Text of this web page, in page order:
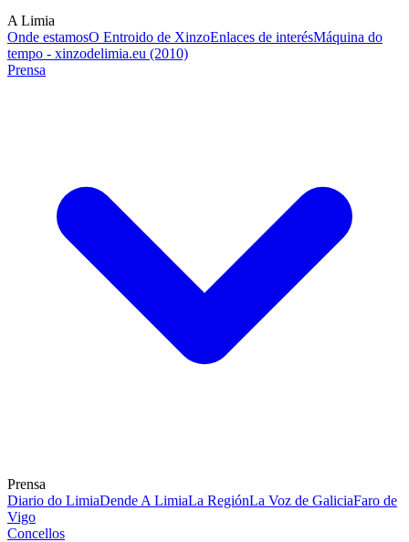
A Limia
Onde estamosO Entroido de XinzoEnlaces de interésMáquina do
tempo - xinzodelimia.eu (2010)
Prensa
Prensa
Diario do LimiaDende A LimiaLa RegiónLa Voz de GaliciaFaro de
Vigo
Concellos